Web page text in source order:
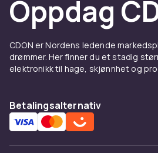
Oppdag
CDON er Nordens ledende
drømmer. Her finner du et stadig
elektronikk til hage, skjønnhet og
Betalingsalternativ